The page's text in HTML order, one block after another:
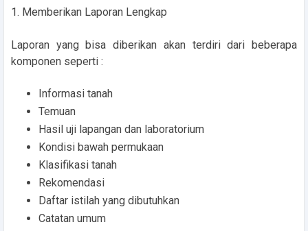
1. Memberikan Laporan Lengkap
Laporan yang bisa diberikan akan terdiri dari beberapa
komponen seperti :
Informasi tanah
Temuan
Hasil uji lapangan dan laboratorium
Kondisi bawah permukaan
Klasifikasi tanah
Rekomendasi
Daftar istilah yang dibutuhkan
Catatan umum